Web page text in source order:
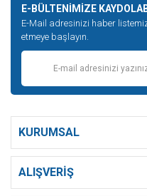
E-BÜLTENİMİZE
E-Mail adresinizi haber
etmeye başlayın.
KURUMSAL
ALIŞVERİŞ